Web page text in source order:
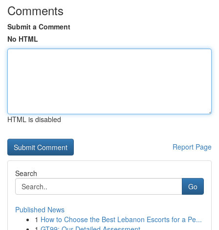
Comments
Submit a Comment
No HTML
HTML is disabled
Report Page
Search
Go
Published News
1 How to Choose the Best Lebanon Escorts for a Pe...